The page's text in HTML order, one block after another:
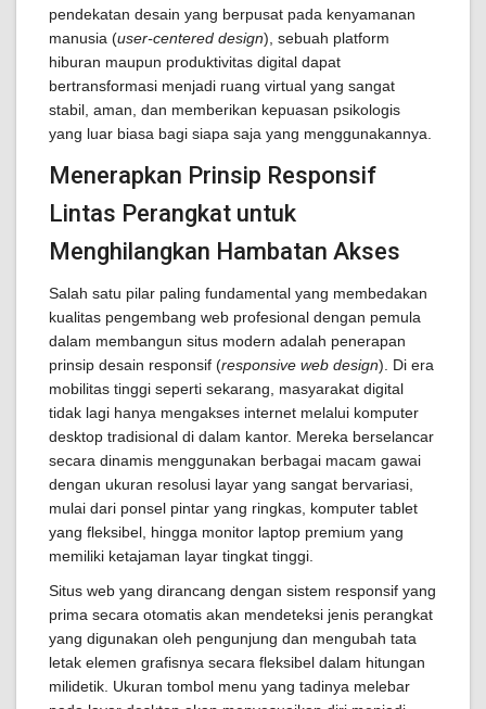
pendekatan desain yang berpusat pada kenyamanan
manusia (user-centered design), sebuah platform
hiburan maupun produktivitas digital dapat
bertransformasi menjadi ruang virtual yang sangat
stabil, aman, dan memberikan kepuasan psikologis
yang luar biasa bagi siapa saja yang menggunakannya.
Menerapkan Prinsip Responsif
Lintas Perangkat untuk
Menghilangkan Hambatan Akses
Salah satu pilar paling fundamental yang membedakan
kualitas pengembang web profesional dengan pemula
dalam membangun situs modern adalah penerapan
prinsip desain responsif (responsive web design). Di era
mobilitas tinggi seperti sekarang, masyarakat digital
tidak lagi hanya mengakses internet melalui komputer
desktop tradisional di dalam kantor. Mereka berselancar
secara dinamis menggunakan berbagai macam gawai
dengan ukuran resolusi layar yang sangat bervariasi,
mulai dari ponsel pintar yang ringkas, komputer tablet
yang fleksibel, hingga monitor laptop premium yang
memiliki ketajaman layar tingkat tinggi.
Situs web yang dirancang dengan sistem responsif yang
prima secara otomatis akan mendeteksi jenis perangkat
yang digunakan oleh pengunjung dan mengubah tata
letak elemen grafisnya secara fleksibel dalam hitungan
milidetik. Ukuran tombol menu yang tadinya melebar